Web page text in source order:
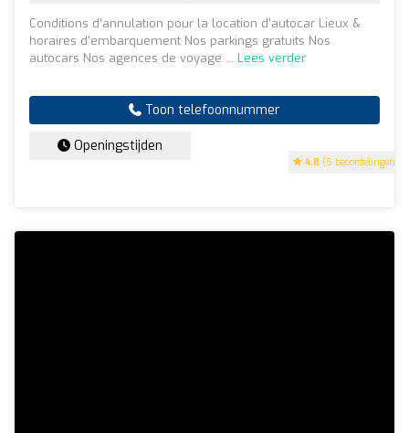
4.8 (5 beoordelingen)
Conditions d’annulation pour la location d’autocar Lieux &
horaires d'embarquement Nos parkings gratuits Nos
autocars Nos agences de voyage ... Lees verder
Toon telefoonnummer
Openingstijden